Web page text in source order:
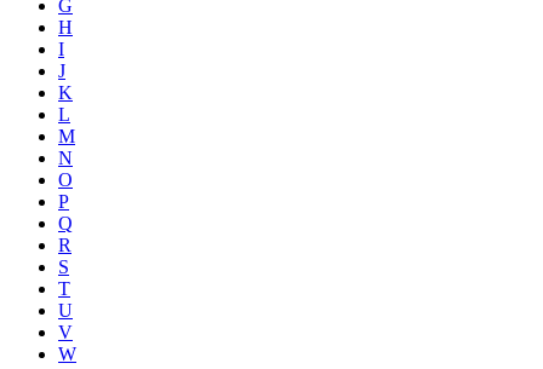
G
H
I
J
K
L
M
N
O
P
Q
R
S
T
U
V
W